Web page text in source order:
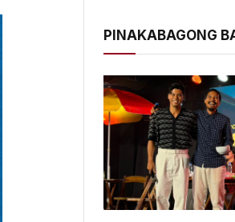
PINAKABAGONG